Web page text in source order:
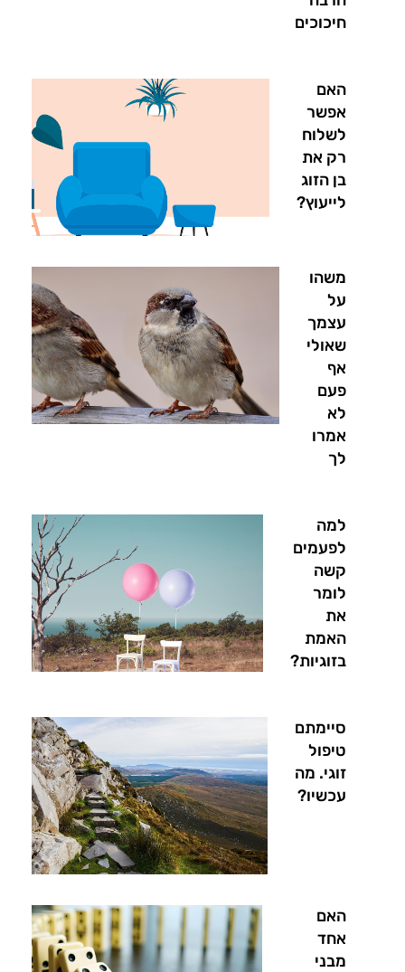
חיכוכים
האם
אפשר
לשלוח
רק את
בן הזוג
לייעוץ?
משהו
על
עצמך
שאולי
אף
פעם
לא
אמרו
לך
למה
לפעמים
קשה
לומר
את
האמת
בזוגיות?
סיימתם
טיפול
זוגי. מה
עכשיו?
האם
אחד
מבני